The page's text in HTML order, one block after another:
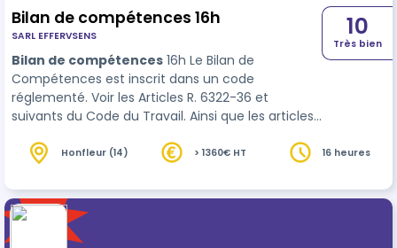
Bilan de compétences 16h
SARL EFFERVSENS
Bilan de compétences 16h Le Bilan de
Compétences est inscrit dans un code
réglementé. Voir les Articles R. 6322-36 et
suivants du Code du Travail. Ainsi que les articles
d’investigation et d’analyse : 1O h 3/ C…
10
Très bien
Honfleur (14) > 1360€ HT 16 heures